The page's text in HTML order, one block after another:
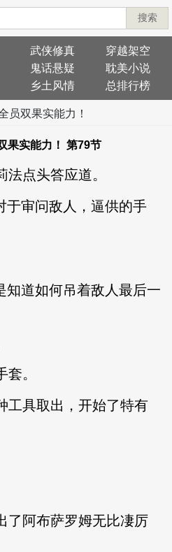
搜索
武侠修真
穿越架空
鬼话悬疑
耽美小说
乡土风情 总排行榜
员双果实能力！
果实能力！ 第79节
点头答应道。
于审问敌人，逼供的手
知道如何吊着敌人最后一
。
工具取出，开始了特有
了阿布萨罗姆无比凄厉